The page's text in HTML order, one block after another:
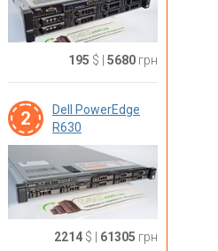
195 $ | 5680грн
2
Dell PowerEdge
R630
2214$ 61305 грн